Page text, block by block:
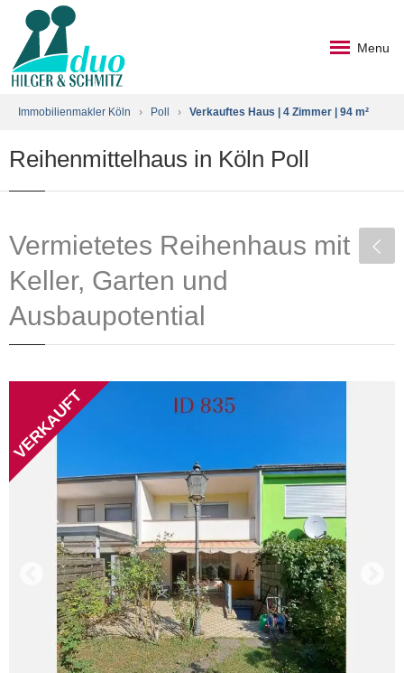
Menu
Immobilienmakler Köln › Poll › Verkauftes Haus | 4 Zimmer | 94 m²
Reihenmittelhaus in Köln Poll
Vermietetes Reihenhaus mit
Keller, Garten und
Ausbaupotential